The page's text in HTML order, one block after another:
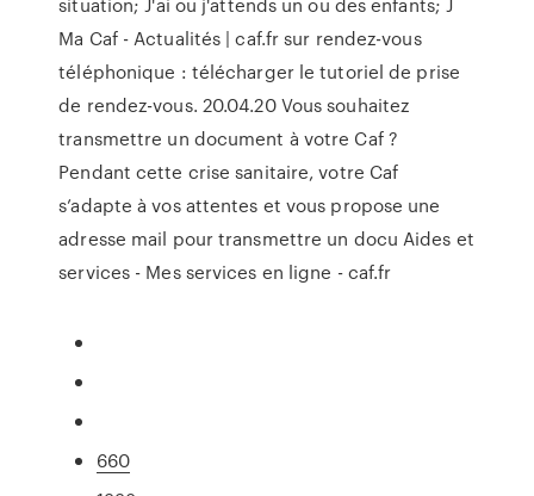
Ma Caf - Actualités | caf.fr sur rendez-vous
téléphonique : télécharger le tutoriel de prise
de rendez-vous. 20.04.20 Vous souhaitez
transmettre un document à votre Caf ?
Pendant cette crise sanitaire, votre Caf
s’adapte à vos attentes et vous propose une
adresse mail pour transmettre un docu Aides et
services - Mes services en ligne - caf.fr
660